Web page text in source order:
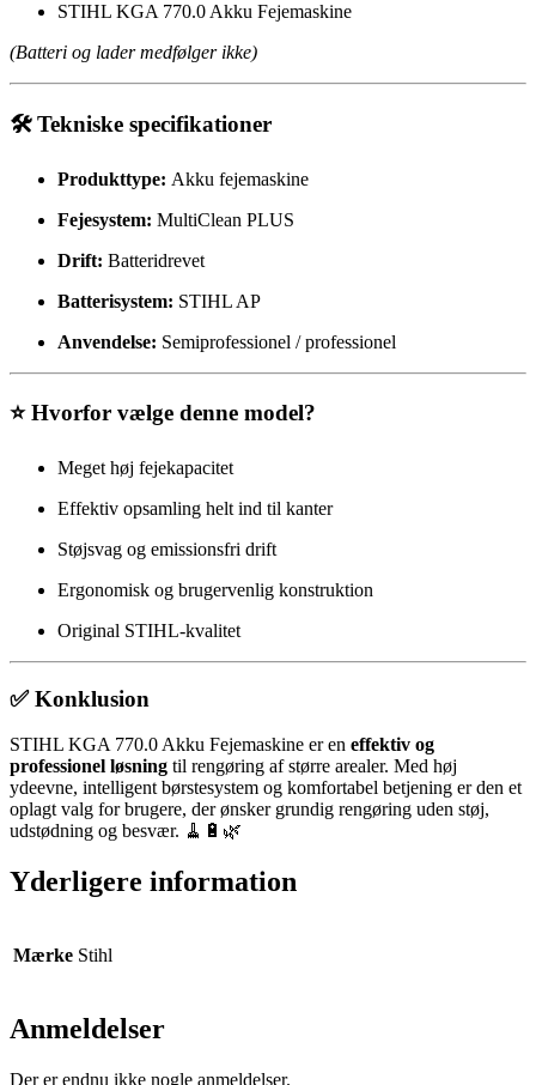
STIHL KGA 770.0 Akku Fejemaskine
(Batteri og lader medfølger ikke)
🛠️ Tekniske specifikationer
Produkttype: Akku fejemaskine
Fejesystem: MultiClean PLUS
Drift: Batteridrevet
Batterisystem: STIHL AP
Anvendelse: Semiprofessionel / professionel
⭐ Hvorfor vælge denne model?
Meget høj fejekapacitet
Effektiv opsamling helt ind til kanter
Støjsvag og emissionsfri drift
Ergonomisk og brugervenlig konstruktion
Original STIHL-kvalitet
✅ Konklusion
STIHL KGA 770.0 Akku Fejemaskine er en effektiv og
professionel løsning til rengøring af større arealer. Med høj
ydeevne, intelligent børstesystem og komfortabel betjening er den et
oplagt valg for brugere, der ønsker grundig rengøring uden støj,
udstødning og besvær. 🧹🔋🌿
Yderligere information
Mærke Stihl
Anmeldelser
Der er endnu ikke nogle anmeldelser.